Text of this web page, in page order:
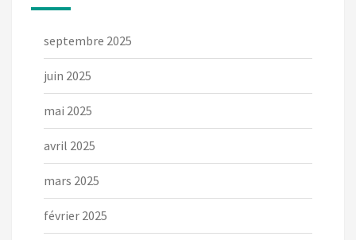
septembre 2025
juin 2025
mai 2025
avril 2025
mars 2025
février 2025